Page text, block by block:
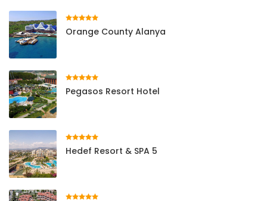
Orange County Alanya
Pegasos Resort Hotel
Hedef Resort & SPA 5